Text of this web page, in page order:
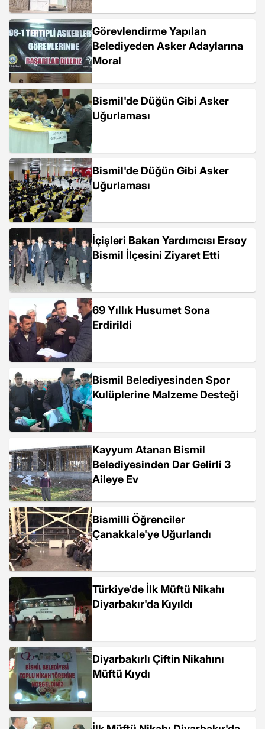
Görevlendirme Yapılan
Belediyeden Asker Adaylarına
Moral
Bismil'de Düğün Gibi Asker
Uğurlaması
Bismil'de Düğün Gibi Asker
Uğurlaması
İçişleri Bakan Yardımcısı Ersoy
Bismil İlçesini Ziyaret Etti
69 Yıllık Husumet Sona
Erdirildi
Bismil Belediyesinden Spor
Kulüplerine Malzeme Desteği
Kayyum Atanan Bismil
Belediyesinden Dar Gelirli 3
Aileye Ev
Bismilli Öğrenciler
Çanakkale'ye Uğurlandı
Türkiye'de İlk Müftü Nikahı
Diyarbakır'da Kıyıldı
Diyarbakırlı Çiftin Nikahını
Müftü Kıydı